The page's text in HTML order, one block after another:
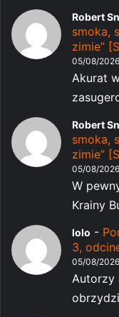
Robert
smoka,
zimie”
05/08/2026
Akurat
Robert
smoka,
zimie”
05/08/2026
W
Krainy
lolo -
3,
05/08/2026
Autorzy